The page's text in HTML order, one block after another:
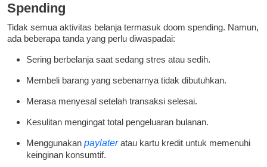
Spending
Tidak semua aktivitas belanja termasuk doom spending. Namun,
ada beberapa tanda yang perlu diwaspadai:
Sering berbelanja saat sedang stres atau sedih.
Membeli barang yang sebenarnya tidak dibutuhkan.
Merasa menyesal setelah transaksi selesai.
Kesulitan mengingat total pengeluaran bulanan.
Menggunakan paylateratau kartu kredit untuk memenuhi
keinginan konsumtif.